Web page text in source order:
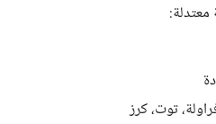
توت، كرز